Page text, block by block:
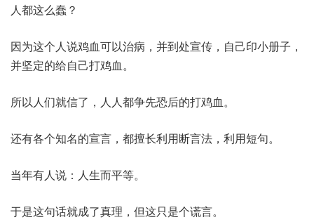
人都这么蠢？
因为这个人说鸡血可以治病，并到处宣传，自己印小册子，
并坚定的给自己打鸡血。
所以人们就信了，人人都争先恐后的打鸡血。
还有各个知名的宣言，都擅长利用断言法，利用短句。
当年有人说：人生而平等。
于是这句话就成了真理，但这只是个谎言。